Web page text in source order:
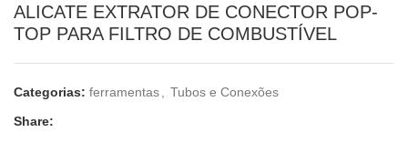
ALICATE EXTRATOR DE CONECTOR POP-
TOP PARA FILTRO DE COMBUSTÍVEL
Categorias: ferramentas
Tubos e Conexões
Share: